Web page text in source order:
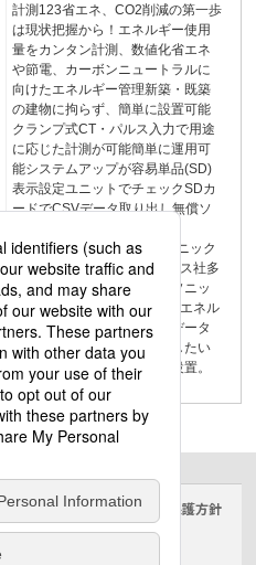
計測123省エネ、CO2削減の第一歩
は現状把握から！エネルギー使用
量をカンタン計測、数値化省エネ
や節電、カーボンニュートラルに
向けたエネルギー管理新築・既築
の建物に拘らず、簡単に設置可能
クランプ式CT・パルス入力で用途
に応じた計測が可能簡単に運用可
能システムアップが容易単品(SD)
表示設定ユニットでチェックSDカ
ードでCSVデータ取り出し無償ソ
集)PC(自動一括収集)パナソニック
(株) エレクトリックワークス社多
回路エネルギーモニタパナソニッ
ク(株) エレトックワークスエネル
ギー使用量を計測計測したデータ
はかる分電盤計測計測計測したい
回路にエネルギーモニタを設置。
廊下事務所（執務室）
キーポリシー 個人情報保護方針
（ビジネス）